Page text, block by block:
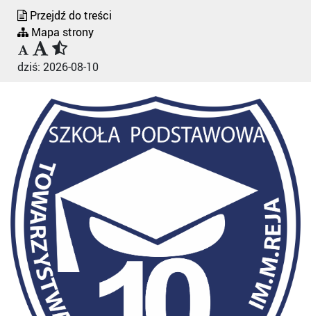
Przejdź do treści
Mapa strony
dziś: 2026-08-10